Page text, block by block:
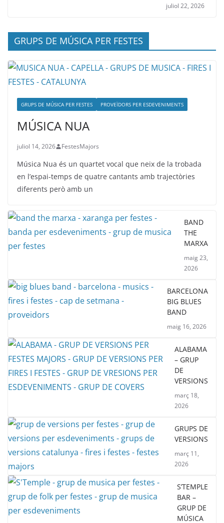
juliol 22, 2026
GRUPS DE MÚSICA PER FESTES
GRUPS DE MÚSICA PER FESTES PROVEÏDORS PER ESDEVENIMENTS
MÚSICA NUA
juliol 14, 2026 FestesMajors
Música Nua és un quartet vocal que neix de la trobada
en l’espai-temps de quatre cantants amb trajectòries
diferents però amb un
BAND
THE
MARXA
maig 23,
2026
BARCELONA
BIG BLUES
BAND
maig 16, 2026
ALABAMA
– GRUP
DE
VERSIONS
març 18,
2026
GRUPS DE
VERSIONS
març 11,
2026
S’TEMPLE
BAR –
GRUP DE
MÚSICA